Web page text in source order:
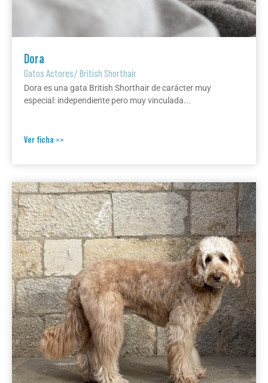
Dora
Gatos Actores/British Shorthair
Dora es una gata British Shorthair de carácter muy
especial: independiente pero muy vinculada...
Ver ficha >>